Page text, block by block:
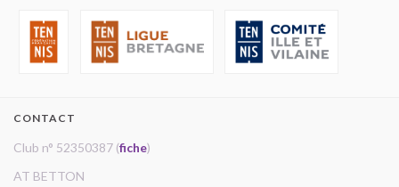
CONTACT
Club n° 52350387 (fiche)
AT BETTON